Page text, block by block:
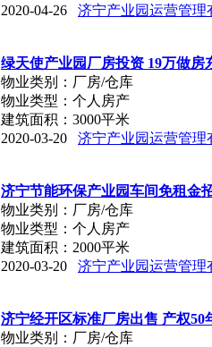
2020-04-26
济宁产业园运营管理
绿天使产业园厂房投资 19万做房
物业类别：厂房/仓库
物业类型：个人房产
建筑面积：3000平米
2020-03-20
济宁产业园运营管理
济宁节能环保产业园车间免租金
物业类别：厂房/仓库
物业类型：个人房产
建筑面积：2000平米
2020-03-20
济宁产业园运营管理
济宁经开区标准厂房出售 产权50
物业类别：厂房/仓库